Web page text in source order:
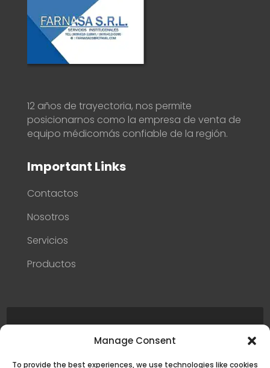
Manage Consent
To provide the best experiences, we use technologies like cookies
12 años de trayectoria, nos permite
posicionarnos como la empresa de venta de
equipo médicomás confiable de la región.
Important Links
Contactos
Nosotros
Servicios
Productos
Follow Us On Social Networks